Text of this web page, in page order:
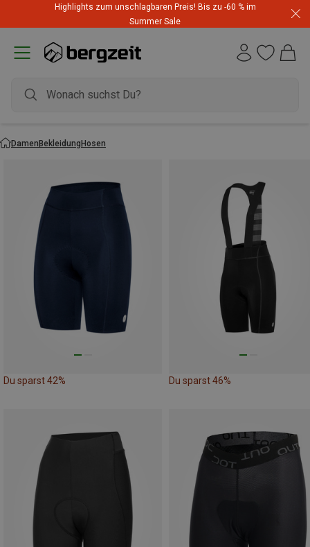
Highlights zum unschlagbaren Preis! Bis zu -60 % im
Summer Sale
DamenBekleidungHosen
Du sparst 42% Du sparst 46%